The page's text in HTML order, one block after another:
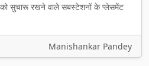
को सुचारू रखने वाले सबस्टेशनों के प्लेसमेंट
Manishankar Pandey